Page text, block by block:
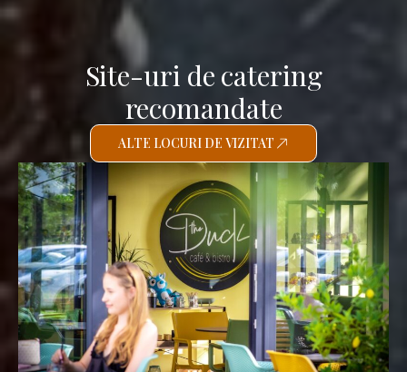
Site-uri de catering
recomandate
ALTE LOCURI DE VIZITAT